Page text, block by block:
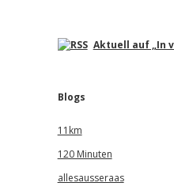
Aktuell auf „In
Blogs
11km
120 Minuten
allesausseraas